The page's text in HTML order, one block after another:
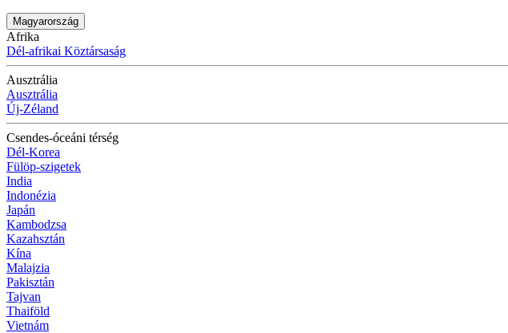
Magyarország
Afrika
Dél-afrikai Köztársaság
Ausztrália
Ausztrália
Új-Zéland
Csendes-óceáni térség
Dél-Korea
Fülöp-szigetek
India
Indonézia
Japán
Kambodzsa
Kazahsztán
Kína
Malajzia
Pakisztán
Tajvan
Thaiföld
Vietnám